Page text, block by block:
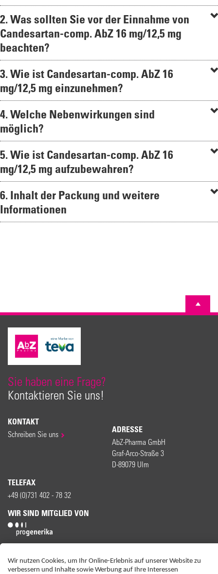
2. Was sollten Sie vor der Einnahme von
Candesartan-comp. AbZ 16 mg/12,5 mg
beachten?
3. Wie ist Candesartan-comp. AbZ 16
mg/12,5 mg einzunehmen?
4. Welche Nebenwirkungen sind
möglich?
5. Wie ist Candesartan-comp. AbZ 16
mg/12,5 mg aufzubewahren?
6. Inhalt der Packung und weitere
Informationen
Sie haben eine Frage?
Kontaktieren Sie uns!
KONTAKT
Schreiben Sie uns ADRESSE
AbZ-Pharma GmbH
Graf-Arco-Straße 3
D-89079 Ulm
TELEFAX
+49 (0)731 402 - 78 32
WIR SIND MITGLIED VON